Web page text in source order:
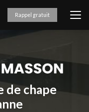
Rappel gratuit
de chape